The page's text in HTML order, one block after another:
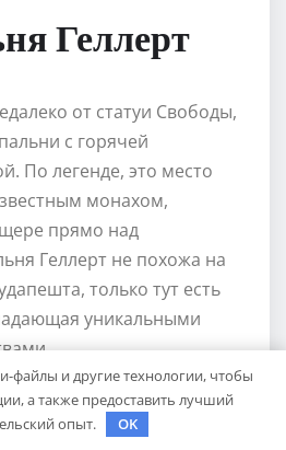
Геллерт
от статуи Свободы,
с горячей
По легенде, это место
монахом,
прямо над
Геллерт не похожа на
только тут есть
уникальными
за местом
название – Грязная
файлы и другие технологии, чтобы
а также предоставить лучший
опыт.
OK